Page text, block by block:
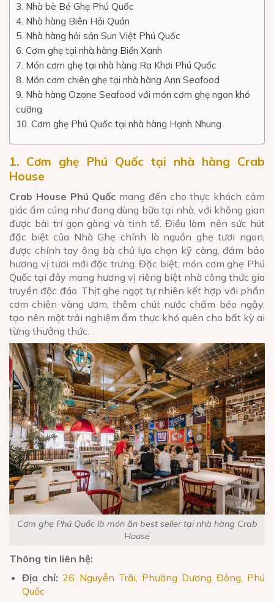
3. Nhà bè Bé Ghẹ Phú Quốc
4. Nhà hàng Biên Hải Quán
5. Nhà hàng hải sản Sun Việt Phú Quốc
6. Cơm ghẹ tại nhà hàng Biển Xanh
7. Món cơm ghẹ tại nhà hàng Ra Khơi Phú Quốc
8. Món cơm chiên ghẹ tại nhà hàng Ann Seafood
9. Nhà hàng Ozone Seafood với món cơm ghẹ ngon khó
cưỡng
10. Cơm ghẹ Phú Quốc tại nhà hàng Hạnh Nhung
1. Cơm ghẹ Phú Quốc tại nhà hàng Crab
House
Crab House Phú Quốc mang đến cho thực khách cảm
giác ấm cúng như đang dùng bữa tại nhà, với không gian
được bài trí gọn gàng và tinh tế. Điều làm nên sức hút
đặc biệt của Nhà Ghẹ chính là nguồn ghẹ tươi ngon,
được chính tay ông bà chủ lựa chọn kỹ càng, đảm bảo
hương vị tươi mới đặc trưng. Đặc biệt, món cơm ghẹ Phú
Quốc tại đây mang hương vị riêng biệt nhờ công thức gia
truyền độc đáo. Thịt ghẹ ngọt tự nhiên kết hợp với phần
cơm chiên vàng ươm, thêm chút nước chấm béo ngậy,
tạo nên một trải nghiệm ẩm thực khó quên cho bất kỳ ai
từng thưởng thức.
Cơm ghẹ Phú Quốc là món ăn best seller tại nhà hàng Crab
House
Thông tin liên hệ:
Địa chỉ: 26 Nguyễn Trãi, Phường Dương Đông, Phú
Quốc